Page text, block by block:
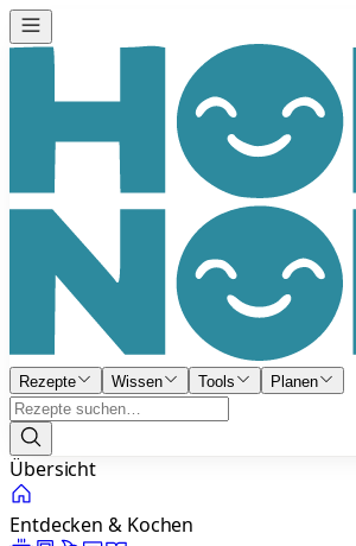
Rezepte Wissen Tools Planen
Übersicht
Entdecken & Kochen